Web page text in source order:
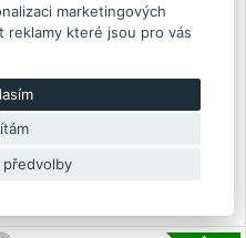
marketingových
reklamy které jsou pro vás
předvolby
20EE